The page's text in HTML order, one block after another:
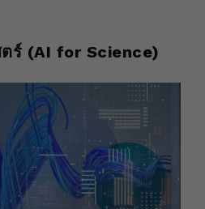
ร์ (AI for Science)